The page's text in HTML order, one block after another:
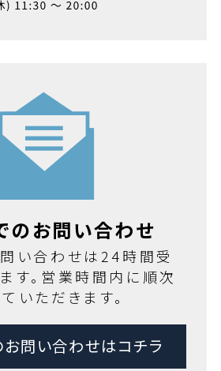
のお問い合わせ
い合わせは24時間受
す。営業時間内に順次
いただきます。
問い合わせはコチラ